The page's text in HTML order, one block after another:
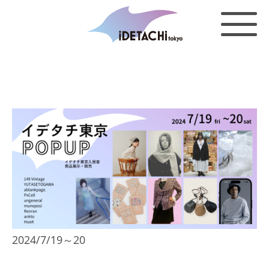
2024/7/19～20